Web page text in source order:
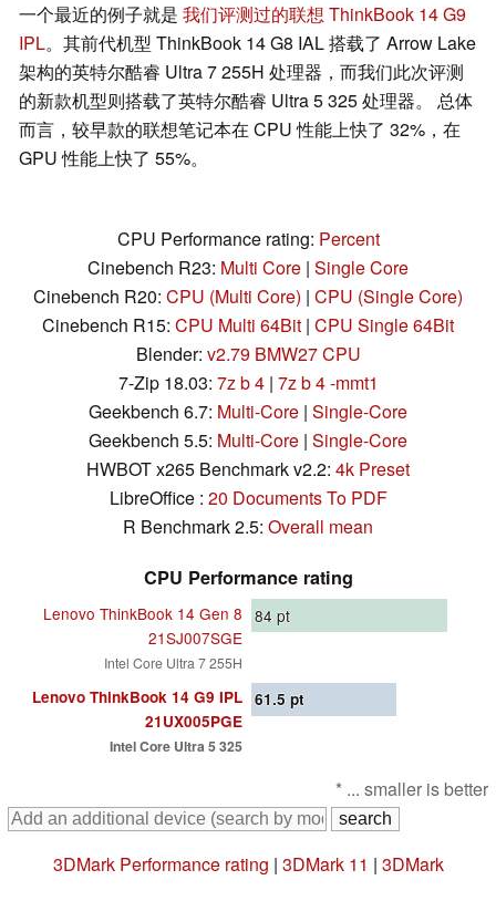
一个最近的例子就是 我们评测过的联想 ThinkBook 14 G9
IPL。其前代机型 ThinkBook 14 G8 IAL 搭载了 Arrow Lake
架构的英特尔酷睿 Ultra 7 255H 处理器，而我们此次评测
的新款机型则搭载了英特尔酷睿 Ultra 5 325 处理器。 总体
而言，较早款的联想笔记本在 CPU 性能上快了 32%，在
GPU 性能上快了 55%。
CPU Performance rating: Percent
Cinebench R23: Multi Core | Single Core
Cinebench R20: CPU (Multi Core) | CPU (Single Core)
Cinebench R15: CPU Multi 64Bit | CPU Single 64Bit
Blender: v2.79 BMW27 CPU
7-Zip 18.03: 7z b 4| 7z b 4 -mmt1
Geekbench 6.7: Multi-Core | Single-Core
Geekbench 5.5: Multi-Core | Single-Core
HWBOT x265 Benchmark v2.2: 4k Preset
LibreOffice : 20 Documents To PDF
R Benchmark 2.5: Overall mean
CPU Performance rating
Lenovo ThinkBook 14 Gen 8
21SJ007SGE
Intel Core Ultra 7 255H
84 pt
Lenovo ThinkBook 14 G9 IPL
21UX005PGE
Intel Core Ultra 5 325
61.5 pt
* ... smaller is better
3DMark Performance rating | 3DMark 11 | 3DMark